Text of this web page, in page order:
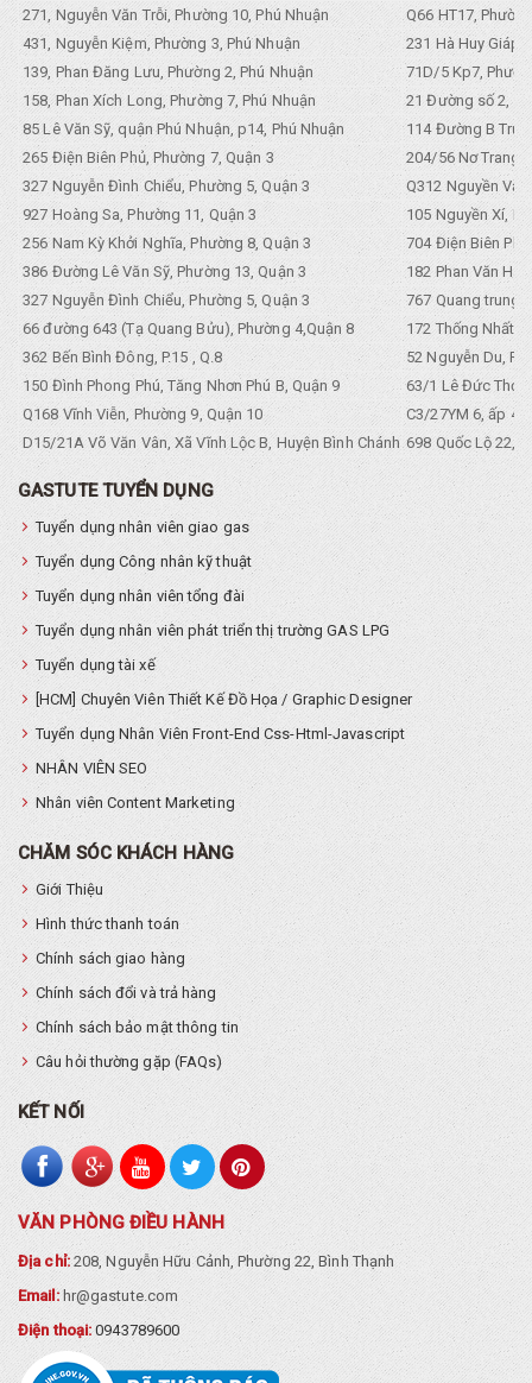
271, Nguyễn Văn Trỗi, Phường 10, Phú Nhuận
Q66 HT17,
431, Nguyễn Kiệm, Phường 3, Phú Nhuận
231 Hà Huy Giáp,
139, Phan Đăng Lưu, Phường 2, Phú Nhuận
71D/5 Kp7,
158, Phan Xích Long, Phường 7, Phú Nhuận
21 Đường số 2,
85 Lê Văn Sỹ, quận Phú Nhuận, p14, Phú Nhuận
114 Đường B
265 Điện Biên Phủ, Phường 7, Quận 3
204/56 Nơ Trang
327 Nguyễn Đình Chiểu, Phường 5, Quận 3
Q312 Nguyền
927 Hoàng Sa, Phường 11, Quận 3
105 Nguyền Xí,
256 Nam Kỳ Khởi Nghĩa, Phường 8, Quận 3
704 Điện Biên
386 Đường Lê Văn Sỹ, Phường 13, Quận 3
182 Phan Văn
327 Nguyễn Đình Chiểu, Phường 5, Quận 3
767 Quang trung,
66 đường 643 (Tạ Quang Bửu), Phường 4,Quận 8
172 Thống Nhất.
362 Bến Bình Đông, P.15 , Q.8
52 Nguyễn Du,
150 Đình Phong Phú, Tăng Nhơn Phú B, Quận 9
63/1 Lê Đức Thọ,
Q168 Vĩnh Viễn, Phường 9, Quận 10
C3/27YM 6, ấp 4,
D15/21A Võ Văn Vân, Xã Vĩnh Lộc B, Huyện Bình Chánh 698 Quốc Lộ 22,
GASTUTE TUYỂN DỤNG
Tuyển dụng nhân viên giao gas
Tuyển dụng Công nhân kỹ thuật
Tuyển dụng nhân viên tổng đài
Tuyển dụng nhân viên phát triển thị trường GAS LPG
Tuyển dụng tài xế
[HCM] Chuyên Viên Thiết Kế Đồ Họa / Graphic Designer
Tuyển dụng Nhân Viên Front-End Css-Html-Javascript
NHÂN VIÊN SEO
Nhân viên Content Marketing
CHĂM SÓC KHÁCH HÀNG
Giới Thiệu
Hình thức thanh toán
Chính sách giao hàng
Chính sách đổi và trả hàng
Chính sách bảo mật thông tin
Câu hỏi thường gặp (FAQs)
KẾT NỐI
VĂN PHÒNG ĐIỀU HÀNH
Địa chỉ:208, Nguyễn Hữu Cảnh, Phường 22, Bình Thạnh
Email: hr@gastute.com
Điện thoại:0943789600